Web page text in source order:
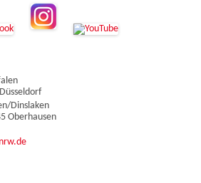
Dinslaken
Oberhausen